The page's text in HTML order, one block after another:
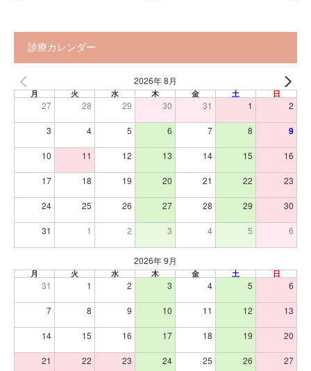
診療カレンダー
2026年 8月
月 火 水 木 金 土 日
27 28 29 30 31 1 2
3 4 5 6 7 8 9
10 11 12 13 14 15 16
17 18 19 20 21 22 23
24 25 26 27 28 29 30
31 1 2 3 4 5 6
2026年 9月
月 火 水 木 金 土 日
31 1 2 3 4 5 6
7 8 9 10 11 12 13
14 15 16 17 18 19 20
21 22 23 24 25 26 27